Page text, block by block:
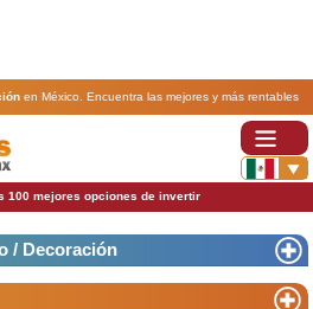
en México. Encuentra las mejores y más rentables
. Abre tu negocio a través de una franquicia barata,
rentable y segura.
100 mejores opciones de invertir
/ Decoración